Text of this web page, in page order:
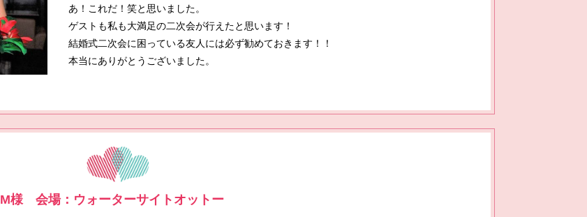
あ！これだ！笑と思いました。
ゲストも私も大満足の二次会が行えたと思います！
結婚式二次会に困っている友人には必ず勧めておきます！！
本当にありがとうございました。
M様 会場：ウォーターサイトオットー